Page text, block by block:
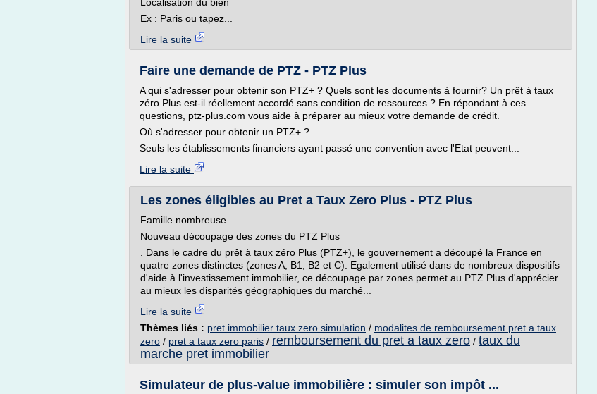
Ex : Paris ou tapez...
Lire la suite
Faire une demande de PTZ - PTZ Plus
A qui s'adresser pour obtenir son PTZ+ ? Quels sont les documents à fournir? Un prêt à taux
zéro Plus est-il réellement accordé sans condition de ressources ? En répondant à ces
questions, ptz-plus.com vous aide à préparer au mieux votre demande de crédit.
Où s'adresser pour obtenir un PTZ+ ?
Seuls les établissements financiers ayant passé une convention avec l'Etat peuvent...
Lire la suite
Les zones éligibles au Pret a Taux Zero Plus - PTZ Plus
Famille nombreuse
Nouveau découpage des zones du PTZ Plus
. Dans le cadre du prêt à taux zéro Plus (PTZ+), le gouvernement a découpé la France en
quatre zones distinctes (zones A, B1, B2 et C). Egalement utilisé dans de nombreux dispositifs
d'aide à l'investissement immobilier, ce découpage par zones permet au PTZ Plus d'apprécier
au mieux les disparités géographiques du marché...
Lire la suite
Thèmes liés : pret immobilier taux zero simulation / modalites de remboursement pret a taux
zero / pret a taux zero paris / remboursement du pret a taux zero / taux du
marche pret immobilier
Simulateur de plus-value immobilière : simuler son impôt ...